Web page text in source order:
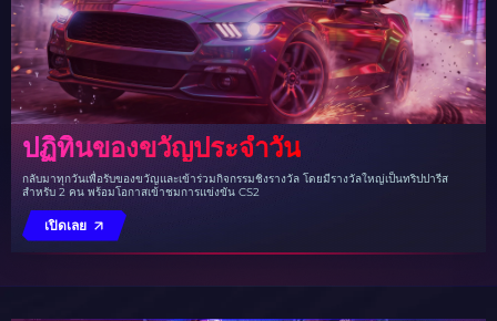
ปฏิทินของขวัญประจำวัน
กลับมาทุกวันเพื่อรับของขวัญและเข้าร่วมกิจกรรมชิงรางวัล โดยมีรางวัลใหญ่เป็นทริปปารีส
สำหรับ 2 คน พร้อมโอกาสเข้าชมการแข่งขัน CS2
เปิดเลย